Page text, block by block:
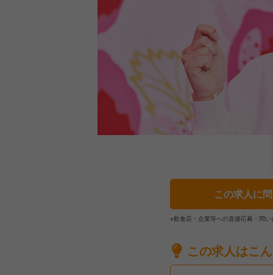
この求人に
※飲食店・企業等への直接応募・問
この求人はこ